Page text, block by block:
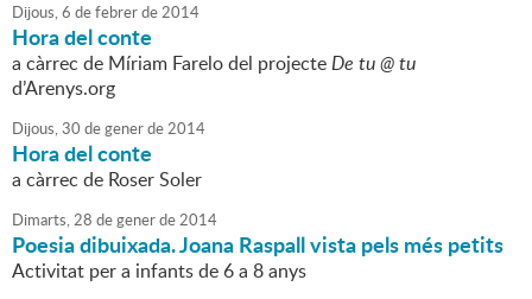
Dijous,6 defebrerde2014
Hora del conte
a càrrec de Míriam Farelo del projecteDe tu @ tu
d’Arenys.org
Dijous,30 degenerde2014
Hora del conte
a càrrec de Roser Soler
Dimarts,28 degenerde2014
Poesia dibuixada. Joana Raspall vista pels més petits
Activitat per a infants de 6 a 8 anys